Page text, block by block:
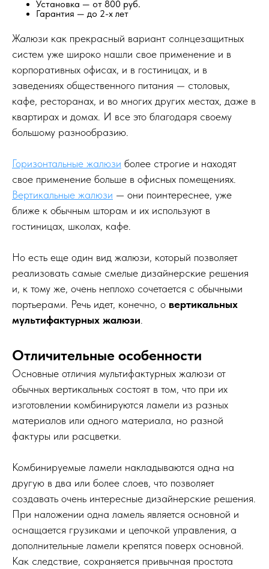
Установка — от 800 руб.
Гарантия — до 2-х лет
Жалюзи как прекрасный вариант солнцезащитных
систем уже широко нашли свое применение и в
корпоративных офисах, и в гостиницах, и в
заведениях общественного питания — столовых,
кафе, ресторанах, и во многих других местах, даже в
квартирах и домах. И все это благодаря своему
большому разнообразию.
Горизонтальные жалюзи более строгие и находят
свое применение больше в офисных помещениях.
Вертикальные жалюзи — они поинтереснее, уже
ближе к обычным шторам и их используют в
гостиницах, школах, кафе.
Но есть еще один вид жалюзи, который позволяет
реализовать самые смелые дизайнерские решения
и, к тому же, очень неплохо сочетается с обычными
портьерами. Речь идет, конечно, о вертикальных
мультифактурных жалюзи
Отличительные особенности
Основные отличия мультифактурных жалюзи от
обычных вертикальных состоят в том, что при их
изготовлении комбинируются ламели из разных
материалов или одного материала, но разной
фактуры или расцветки.
Комбинируемые ламели накладываются одна на
другую в два или более слоев, что позволяет
создавать очень интересные дизайнерские решения.
При наложении одна ламель является основной и
оснащается грузиками и цепочкой управления, а
дополнительные ламели крепятся поверх основной.
Как следствие, сохраняется привычная простота